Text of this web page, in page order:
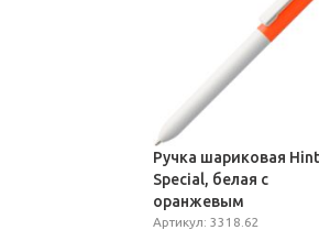
Ручка шариковая Hint
Special, белая с
оранжевым
Артикул: 3318.62